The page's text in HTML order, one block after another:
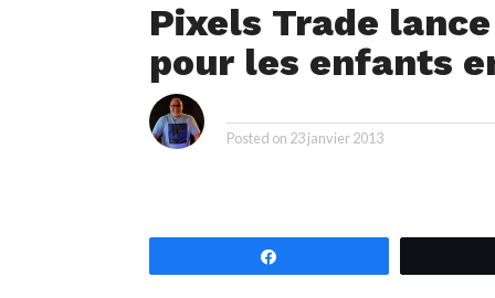
Pixels Trade
pour les enfants
Posted on 23 janvier 2013